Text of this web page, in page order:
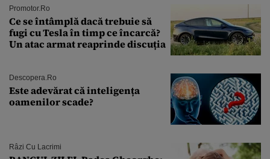
Promotor.ro
Ce se întâmplă dacă trebuie să
fugi cu Tesla în timp ce încarcă?
Un atac armat reaprinde discuția
Descopera.ro
Este adevărat că inteligența
oamenilor scade?
Râzi Cu Lacrimi